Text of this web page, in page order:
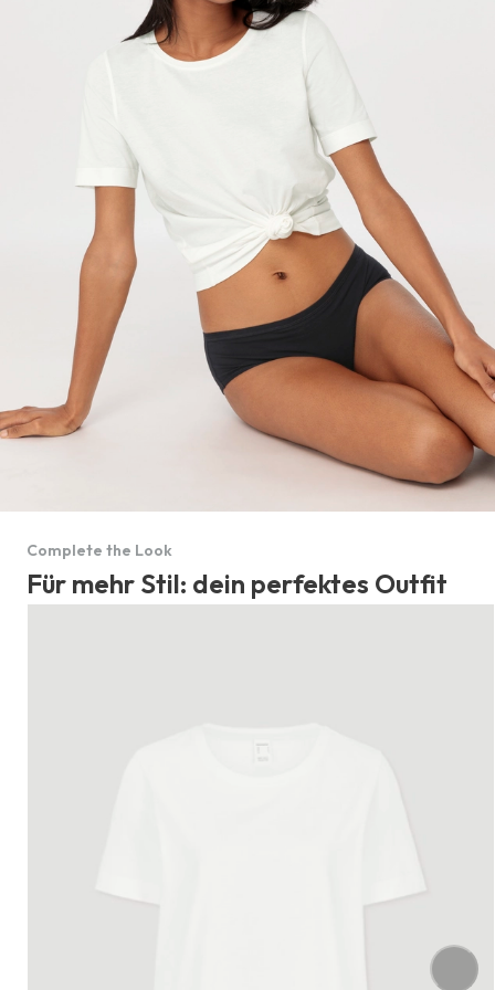
Complete the Look
Für mehr Stil: dein perfektes Outfit